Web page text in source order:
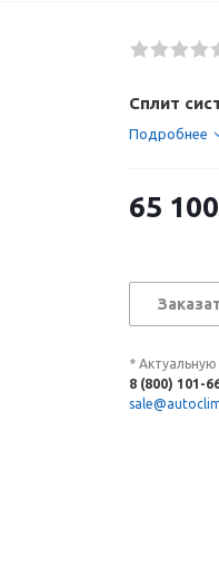
Сплит
Подробнее
65 100
*
8 (800) 101-